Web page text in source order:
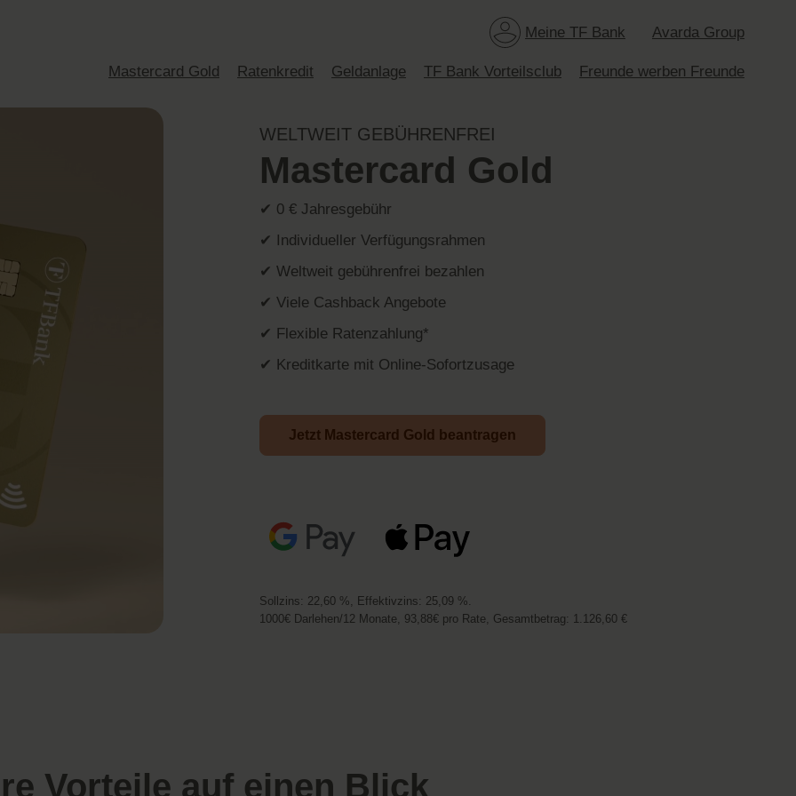
Mastercard Gold Ratenkredit Geldanlage TF Bank Vorteilsclub Freunde werben Freunde
Meine TF Bank Avarda Group
WELTWEIT GEBÜHRENFREI
Mastercard Gold
✔ 0 € Jahresgebühr
✔ Individueller Verfügungsrahmen
✔ Weltweit gebührenfrei bezahlen
✔ Viele Cashback Angebote
✔ Flexible Ratenzahlung*
✔ Kreditkarte mit Online-Sofortzusage
Jetzt Mastercard Gold beantragen
Sollzins: 22,60 %, Effektivzins: 25,09 %.
1000€ Darlehen/12 Monate, 93,88€ pro Rate, Gesamtbetrag: 1.126,60 €
Vorteile auf einen Blick